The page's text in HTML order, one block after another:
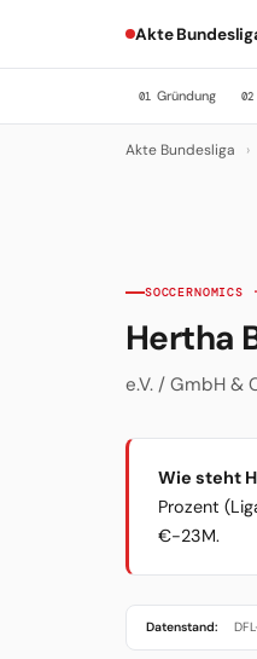
Akte
01 Gründung 02
Akte Bundesliga ›
Hertha
e.V. / GmbH &
Wie steht
Prozent
€-23M.
Datenstand: